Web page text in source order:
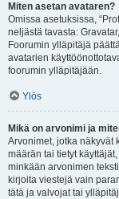
Miten asetan avataren?
Omissa asetuksissa,
neljästä tavasta:
Foorumin ylläpitäjä
avatarien
foorumin ylläpitäjään.
Ylös
Mikä on arvonimi ja
Arvonimet, jotka näkyvät
määrän tai tietyt
minkään arvonimen
kirjoita viestejä vain
tätä ja valvojat tai